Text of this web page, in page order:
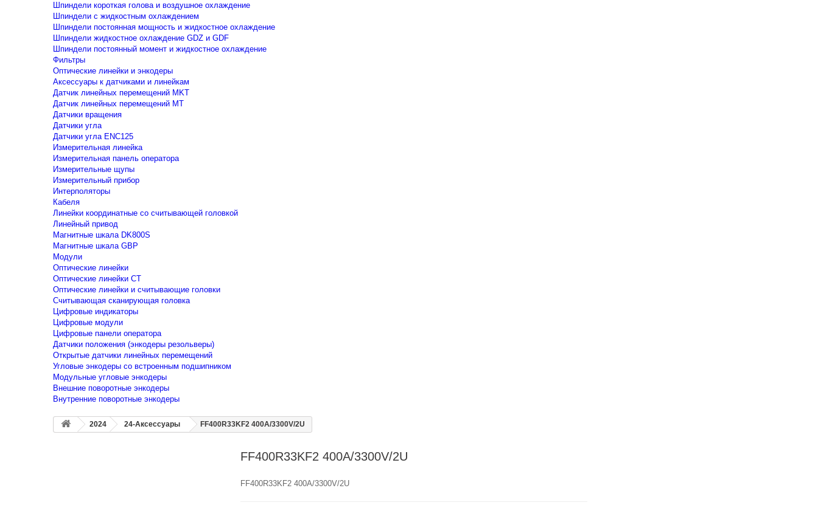
Шпиндели короткая голова и воздушное охлаждение
Шпиндели с жидкостным охлаждением
Шпиндели постоянная мощность и жидкостное охлаждение
Шпиндели жидкостное охлаждение GDZ и GDF
Шпиндели постоянный момент и жидкостное охлаждение
Фильтры
Оптические линейки и энкодеры
Аксессуары к датчиками и линейкам
Датчик линейных перемещений MKT
Датчик линейных перемещений MT
Датчики вращения
Датчики угла
Датчики угла ENC125
Измерительная линейка
Измерительная панель оператора
Измерительные щупы
Измерительный прибор
Интерполяторы
Кабеля
Линейки координатные со считывающей головкой
Линейный привод
Магнитные шкала DK800S
Магнитные шкала GBP
Модули
Оптические линейки
Оптические линейки CT
Оптические линейки и считывающие головки
Считывающая сканирующая головка
Цифровые индикаторы
Цифровые модули
Цифровые панели оператора
Датчики положения (энкодеры резольверы)
Открытые датчики линейных перемещений
Угловые энкодеры со встроенным подшипником
Модульные угловые энкодеры
Внешние поворотные энкодеры
Внутренние поворотные энкодеры
2024 24-Аксессуары FF400R33KF2 400A/3300V/2U
FF400R33KF2 400A/3300V/2U
FF400R33KF2 400A/3300V/2U